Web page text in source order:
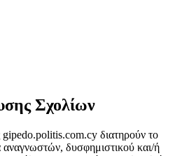
Σχολίων
gipedo.politis.com.cy διατηρούν το
αναγνωστών, δυσφημιστικού και/ή